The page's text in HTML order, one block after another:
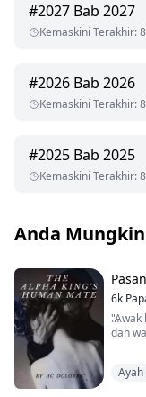
#2027 Bab 2027
Kemaskini Terakhir:
#2026 Bab 2026
Kemaskini Terakhir:
#2025 Bab 2025
Kemaskini Terakhir:
Anda
6k
"Awak
dan
satu
Ayah